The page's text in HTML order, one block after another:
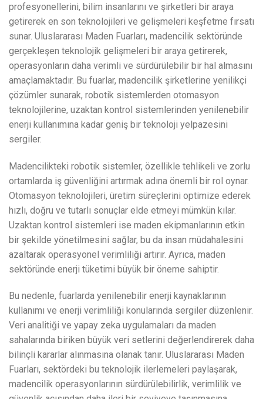
profesyonellerini, bilim insanlarını ve şirketleri bir araya
getirerek en son teknolojileri ve gelişmeleri keşfetme fırsatı
sunar. Uluslararası Maden Fuarları, madencilik sektöründe
gerçekleşen teknolojik gelişmeleri bir araya getirerek,
operasyonların daha verimli ve sürdürülebilir bir hal almasını
amaçlamaktadır. Bu fuarlar, madencilik şirketlerine yenilikçi
çözümler sunarak, robotik sistemlerden otomasyon
teknolojilerine, uzaktan kontrol sistemlerinden yenilenebilir
enerji kullanımına kadar geniş bir teknoloji yelpazesini
sergiler.
Madencilikteki robotik sistemler, özellikle tehlikeli ve zorlu
ortamlarda iş güvenliğini artırmak adına önemli bir rol oynar.
Otomasyon teknolojileri, üretim süreçlerini optimize ederek
hızlı, doğru ve tutarlı sonuçlar elde etmeyi mümkün kılar.
Uzaktan kontrol sistemleri ise maden ekipmanlarının etkin
bir şekilde yönetilmesini sağlar, bu da insan müdahalesini
azaltarak operasyonel verimliliği artırır. Ayrıca, maden
sektöründe enerji tüketimi büyük bir öneme sahiptir.
Bu nedenle, fuarlarda yenilenebilir enerji kaynaklarının
kullanımı ve enerji verimliliği konularında sergiler düzenlenir.
Veri analitiği ve yapay zeka uygulamaları da maden
sahalarında biriken büyük veri setlerini değerlendirerek daha
bilinçli kararlar alınmasına olanak tanır. Uluslararası Maden
Fuarları, sektördeki bu teknolojik ilerlemeleri paylaşarak,
madencilik operasyonlarının sürdürülebilirlik, verimlilik ve